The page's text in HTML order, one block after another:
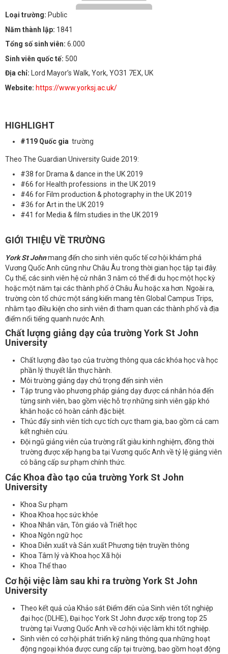
Loại trường: Public
Năm thành lập: 1841
Tổng số sinh viên: 6.000
Sinh viên quốc tế: 500
Địa chỉ:
Lord Mayor’s Walk, York, YO31 7EX, UK
Website: https://www.yorksj.ac.uk/
HIGHLIGHT
#119 Quốc gia trường
Theo The Guardian University Guide 2019:
#38 for Drama & dance in the UK 2019
#66 for Health professions in the UK 2019
#46 for Film production & photography in the UK 2019
#36 for Art in the UK 2019
#41 for Media & film studies in the UK 2019
GIỚI THIỆU VỀ TRƯỜNG
York St Johnmang đến cho sinh viên quốc tế cơ hội khám phá
Vương Quốc Anh cũng như Châu Âu trong thời gian học tập tại đây.
Cụ thể, các sinh viên hệ cử nhân 3 năm có thể đi du học một học kỳ
hoặc một năm tại các thành phố ở Châu Âu hoặc xa hơn. Ngoài ra,
trường còn tổ chức một sáng kiến mang tên Global Campus Trips,
nhằm tạo điều kiện cho sinh viên đi tham quan các thành phố và địa
điểm nổi tiếng quanh nước Anh.
Chất lượng giảng dạy của trường York St John
University
Chất lượng đào tạo của trường thông qua các khóa học và học
phần lý thuyết lẫn thực hành.
Môi trường giảng dạy chú trọng đến sinh viên
Tập trung vào phương pháp giảng dạy được cá nhân hóa đến
từng sinh viên, bao gồm việc hỗ trợ những sinh viên gặp khó
khăn hoặc có hoàn cảnh đặc biệt.
Thúc đẩy sinh viên tích cực tích cực tham gia, bao gồm cả cam
kết nghiên cứu.
Đội ngũ giảng viên của trường rất giàu kinh nghiệm, đồng thời
trường được xếp hạng ba tại Vương quốc Anh về tỷ lệ giảng viên
có bằng cấp sư phạm chính thức.
Các Khoa đào tạo của trường York St John
University
Khoa Sư phạm
Khoa Khoa học sức khỏe
Khoa Nhân văn, Tôn giáo và Triết học
Khoa Ngôn ngữ học
Khoa Diễn xuất và Sản xuất Phương tiện truyền thông
Khoa Tâm lý và Khoa học Xã hội
Khoa Thể thao
Cơ hội việc làm sau khi ra trường York St John
University
Theo kết quả của Khảo sát Điểm đến của Sinh viên tốt nghiệp
đại học (DLHE), Đại học York St John được xếp trong top 25
trường tại Vương Quốc Anh về cơ hội việc làm khi tốt nghiệp.
Sinh viên có cơ hội phát triển kỹ năng thông qua những hoạt
động ngoại khóa được cung cấp tại trường, bao gồm hoạt động